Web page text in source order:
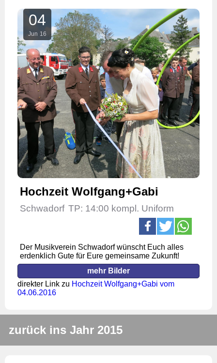
04
Jun 16
Hochzeit Wolfgang+Gabi
Schwadorf TP: 14:00 kompl. Uniform
Der Musikverein Schwadorf wünscht Euch alles
erdenklich Gute für Eure gemeinsame Zukunft!
mehr Bilder
direkter Link zu Hochzeit Wolfgang+Gabi vom
04.06.2016
zurück ins Jahr 2015